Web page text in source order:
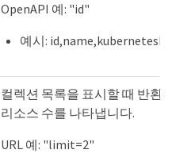
OpenAPI 예: "id"
예시:
컬렉션 목록을 표시할 때 반환
리소스 수를 나타냅니다.
URL 예: "limit=2"